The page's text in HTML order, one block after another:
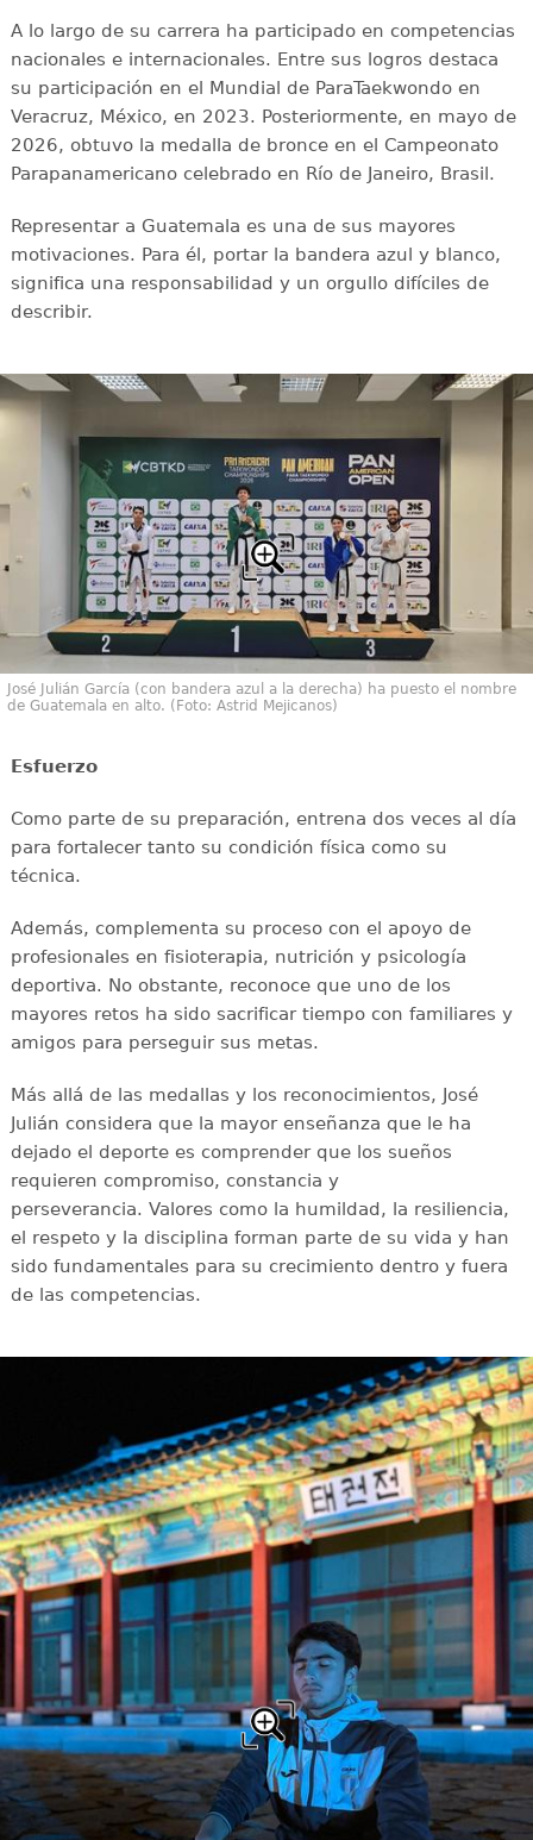
A lo largo de su carrera ha participado en competencias
nacionales e internacionales. Entre sus logros destaca
su participación en el Mundial de ParaTaekwondo en
Veracruz, México, en 2023. Posteriormente, en mayo de
2026, obtuvo la medalla de bronce en el Campeonato
Parapanamericano celebrado en Río de Janeiro, Brasil.
Representar a Guatemala es una de sus mayores
motivaciones. Para él, portar la bandera azul y blanco,
significa una responsabilidad y un orgullo difíciles de
describir.
José Julián García (con bandera azul a la derecha) ha puesto el nombre
de Guatemala en alto. (Foto: Astrid Mejicanos)
Esfuerzo
Como parte de su preparación, entrena dos veces al día
para fortalecer tanto su condición física como su
técnica.
Además, complementa su proceso con el apoyo de
profesionales en fisioterapia, nutrición y psicología
deportiva. No obstante, reconoce que uno de los
mayores retos ha sido sacrificar tiempo con familiares y
amigos para perseguir sus metas.
Más allá de las medallas y los reconocimientos, José
Julián considera que la mayor enseñanza que le ha
dejado el deporte es comprender que los sueños
requieren compromiso, constancia y
perseverancia. Valores como la humildad, la resiliencia,
el respeto y la disciplina forman parte de su vida y han
sido fundamentales para su crecimiento dentro y fuera
de las competencias.